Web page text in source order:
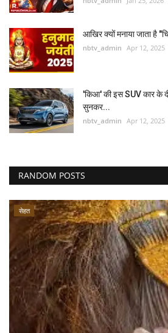
आखिर क्यों मनाया जाता है
nbtv_admin Apr 12, 2025
'किआ' की इस SUV कार के
सुनकर...
nbtv_admin Apr 12, 2025
RANDOM POSTS
सेहत